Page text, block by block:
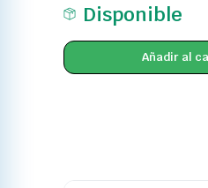
Disponible
Añadir al